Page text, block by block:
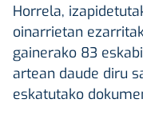
Horrela,
oinarrietan
gainerako 83
artean daude diru
eskatutako